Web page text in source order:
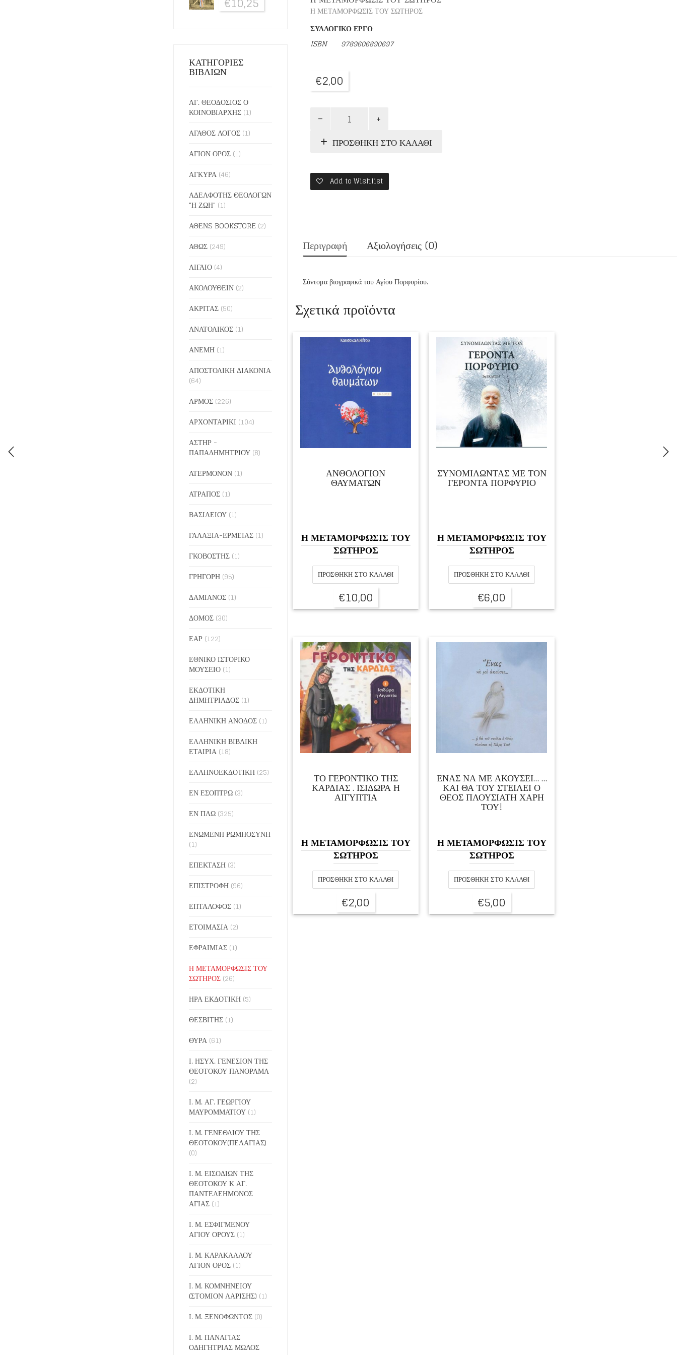
Η ΜΕΤΑΜΟΡΦΩΣΙΣ ΤΟΥ ΣΩΤΗΡΟΣ
ΣΥΛΛΟΓΙΚΟ ΕΡΓΟ
ISBN9789606890697
€2,00
ΠΟΡΦΥΡΙΟΣ
ΚΑΥΣΟΚΑΛΥΒΙΤΗΣ
ΠΡΟΣΘΉΚΗ ΣΤΟ ΚΑΛΆΘΙ
Add to Wishlist
Περιγραφή Αξιολογήσεις (0)
Σύντομα βιογραφικά του Αγίου Πορφυρίου.
Σχετικά προϊόντα
ΑΝΘΟΛΟΓΙΟΝ
ΘΑΥΜΑΤΩΝ
Η ΜΕΤΑΜΟΡΦΩΣΙΣ ΤΟΥ
ΣΩΤΗΡΟΣ
ΠΡΟΣΘΉΚΗ ΣΤΟ ΚΑΛΆΘΙ
€10,00
ΣΥΝΟΜΙΛΩΝΤΑΣ ΜΕ ΤΟΝ
ΓΕΡΟΝΤΑ ΠΟΡΦΥΡΙΟ
Η ΜΕΤΑΜΟΡΦΩΣΙΣ ΤΟΥ
ΣΩΤΗΡΟΣ
ΠΡΟΣΘΉΚΗ ΣΤΟ ΚΑΛΆΘΙ
€6,00
ΤΟ ΓΕΡΟΝΤΙΚΟ ΤΗΣ
ΚΑΡΔΙΑΣ . ΙΣΙΔΩΡΑ Η
ΑΙΓΥΠΤΙΑ
Η ΜΕΤΑΜΟΡΦΩΣΙΣ ΤΟΥ
ΣΩΤΗΡΟΣ
ΠΡΟΣΘΉΚΗ ΣΤΟ ΚΑΛΆΘΙ
€2,00
ΕΝΑΣ ΝΑ ΜΕ ΑΚΟΥΣΕΙ… …
ΚΑΙ ΘΑ ΤΟΥ ΣΤΕΙΛΕΙ Ο
ΘΕΟΣ ΠΛΟΥΣΙΑΤΗ ΧΑΡΗ
ΤΟΥ!
Η ΜΕΤΑΜΟΡΦΩΣΙΣ ΤΟΥ
ΣΩΤΗΡΟΣ
ΠΡΟΣΘΉΚΗ ΣΤΟ ΚΑΛΆΘΙ
€5,00
ΚΑΤΗΓΟΡΙΕΣ
ΒΙΒΛΙΩΝ
ΑΓ. ΘΕΟΔΟΣΙΟΣ Ο
ΚΟΙΝΟΒΙΑΡΧΗΣ (1)
ΑΓΑΘΟΣ ΛΟΓΟΣ (1)
ΑΓΙΟΝ ΟΡΟΣ (1)
ΑΓΚΥΡΑ (46)
ΑΔΕΛΦΟΤΗΣ ΘΕΟΛΟΓΩΝ
"Η ΖΩΗ" (1)
ΑΘΕΝS BOOKSTORE (2)
ΑΘΩΣ (249)
ΑΙΓΑΙΟ (4)
ΑΚΟΛΟΥΘΕΙΝ (2)
ΑΚΡΙΤΑΣ (50)
ΑΝΑΤΟΛΙΚΟΣ (1)
ΑΝΕΜΗ (1)
ΑΠΟΣΤΟΛΙΚΗ ΔΙΑΚΟΝΙΑ
(64)
ΑΡΜΟΣ (226)
ΑΡΧΟΝΤΑΡΙΚΙ (104)
ΑΣΤΗΡ -
ΠΑΠΑΔΗΜΗΤΡΙΟΥ (8)
ΑΤΕΡΜΟΝΟΝ (1)
ΑΤΡΑΠΟΣ (1)
ΒΑΣΙΛΕΙΟΥ (1)
ΓΑΛΑΞΙΑ-ΕΡΜΕΙΑΣ (1)
ΓΚΟΒΟΣΤΗΣ (1)
ΓΡΗΓΟΡΗ (95)
ΔΑΜΙΑΝΟΣ (1)
ΔΟΜΟΣ (30)
ΕΑΡ (122)
ΕΘΝΙΚΟ ΙΣΤΟΡΙΚΟ
ΜΟΥΣΕΙΟ (1)
ΕΚΔΟΤΙΚΗ
ΔΗΜΗΤΡΙΑΔΟΣ (1)
ΕΛΛΗΝΙΚΗ ΑΝΟΔΟΣ (1)
ΕΛΛΗΝΙΚΗ ΒΙΒΛΙΚΗ
ΕΤΑΙΡΙΑ (18)
ΕΛΛΗΝΟΕΚΔΟΤΙΚΗ (25)
ΕΝ ΕΣΟΠΤΡΩ (3)
ΕΝ ΠΛΩ (325)
ΕΝΩΜΕΝΗ ΡΩΜΗΟΣΥΝΗ
(1)
ΕΠΕΚΤΑΣΗ (3)
ΕΠΙΣΤΡΟΦΗ (96)
ΕΠΤΑΛΟΦΟΣ (1)
ΕΤΟΙΜΑΣΙΑ (2)
ΕΦΡΑΙΜΙΑΣ (1)
Η ΜΕΤΑΜΟΡΦΩΣΙΣ ΤΟΥ
ΣΩΤΗΡΟΣ (26)
ΗΡΑ ΕΚΔΟΤΙΚΗ (5)
ΘΕΣΒΙΤΗΣ (1)
ΘΥΡΑ (61)
Ι. ΗΣΥΧ. ΓΕΝΕΣΙΟΝ ΤΗΣ
ΘΕΟΤΟΚΟΥ ΠΑΝΟΡΑΜΑ
(2)
Ι. Μ. ΑΓ. ΓΕΩΡΓΙΟΥ
ΜΑΥΡΟΜΜΑΤΙΟΥ (1)
Ι. Μ. ΓΕΝΕΘΛΙΟΥ ΤΗΣ
ΘΕΟΤΟΚΟΥ(ΠΕΛΑΓΙΑΣ)
(0)
Ι. Μ. ΕΙΣΟΔΙΩΝ ΤΗΣ
ΘΕΟΤΟΚΟΥ Κ ΑΓ.
ΠΑΝΤΕΛΕΗΜΟΝΟΣ
ΑΓΙΑΣ (1)
Ι. Μ. ΕΣΦΙΓΜΕΝΟΥ
ΑΓΙΟΥ ΟΡΟΥΣ (1)
Ι. Μ. ΚΑΡΑΚΑΛΛΟΥ
ΑΓΙΟΝ ΟΡΟΣ (1)
Ι. Μ. ΚΟΜΝΗΝΕΙΟΥ
(ΣΤΟΜΙΟΝ ΛΑΡΙΣΗΣ) (1)
Ι. Μ. ΞΕΝΟΦΩΝΤΟΣ (0)
Ι. Μ. ΠΑΝΑΓΙΑΣ
ΟΔΗΓΗΤΡΙΑΣ ΜΩΛΟΣ